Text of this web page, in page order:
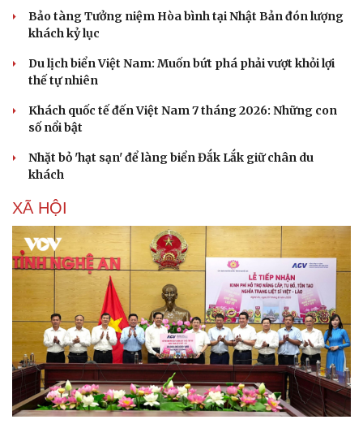
Văn hóa
Sân khấu - Điện ảnh
Văn học
Âm nhạc
Di sản
Giải trí
Nghệ sĩ
Thời trang
Sao Việt
Bảo tàng Tưởng niệm Hòa bình tại Nhật Bản đón lượng
khách kỷ lục
Du lịch biển Việt Nam: Muốn bứt phá phải vượt khỏi lợi
thế tự nhiên
Khách quốc tế đến Việt Nam 7 tháng 2026: Những con
số nổi bật
Nhặt bỏ 'hạt sạn' để làng biển Đắk Lắk giữ chân du
khách
XÃ HỘI